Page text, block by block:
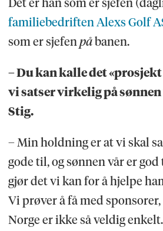
Det er han som er sjefen
familiebedriften Alexs Golf
som er sjefenpåbanen.
– Du kan kalle det
vi satser virkelig på
Stig.
– Min holdning er at vi skal
gode til, og sønnen vår er
gjør det vi kan for å hjelpe
Vi prøver å få med
Norge er ikke så veldig